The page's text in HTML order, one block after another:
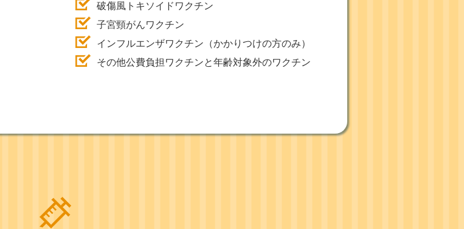
破傷風トキソイドワクチン
子宮頸がんワクチン
インフルエンザワクチン（かかりつけの方のみ）
その他公費負担ワクチンと年齢対象外のワクチン